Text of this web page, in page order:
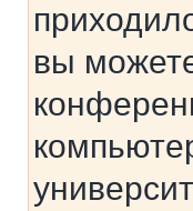
вы